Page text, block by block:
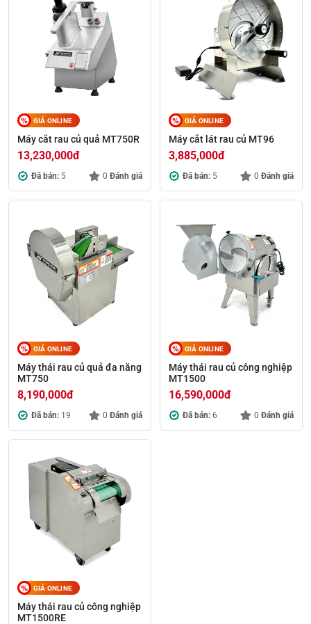
GIÁ ONLINE
Máy cắt rau củ quả MT750R
13,230,000đ
Đã bán: 5 0 Đánh giá
GIÁ ONLINE
Máy cắt lát rau củ MT96
3,885,000đ
Đã bán: 5 0 Đánh giá
GIÁ ONLINE
Máy thái rau củ quả đa năng
MT750
8,190,000đ
Đã bán: 19 0 Đánh giá
GIÁ ONLINE
Máy thái rau củ công nghiệp
MT1500
16,590,000đ
Đã bán: 6 0 Đánh giá
GIÁ ONLINE
Máy thái rau củ công nghiệp
MT1500RE